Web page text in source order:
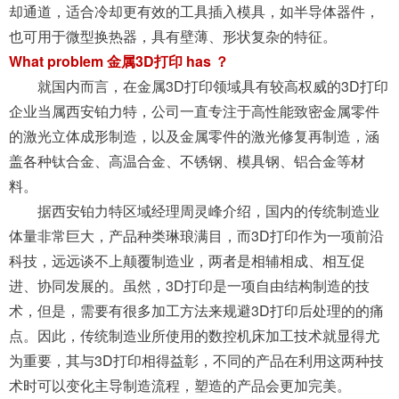
却通道，适合冷却更有效的工具插入模具，如半导体器件，
也可用于微型换热器，具有壁薄、形状复杂的特征。
What problem 金属3D打印 has ？
就国内而言，在金属3D打印领域具有较高权威的3D打印
企业当属西安铂力特，公司一直专注于高性能致密金属零件
的激光立体成形制造，以及金属零件的激光修复再制造，涵
盖各种钛合金、高温合金、不锈钢、模具钢、铝合金等材
料。
据西安铂力特区域经理周灵峰介绍，国内的传统制造业
体量非常巨大，产品种类琳琅满目，而3D打印作为一项前沿
科技，远远谈不上颠覆制造业，两者是相辅相成、相互促
进、协同发展的。虽然，3D打印是一项自由结构制造的技
术，但是，需要有很多加工方法来规避3D打印后处理的的痛
点。因此，传统制造业所使用的数控机床加工技术就显得尤
为重要，其与3D打印相得益彰，不同的产品在利用这两种技
术时可以变化主导制造流程，塑造的产品会更加完美。